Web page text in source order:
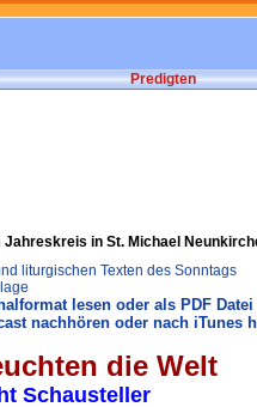
Predigten
Jahreskreis in St. Michael
liturgischen Texten des Sonntags
lesen oder als PDF
nachhören oder nach iTunes
die Welt
Schausteller